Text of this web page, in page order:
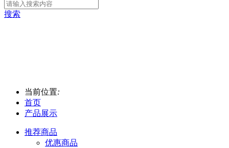
搜索
当前位置:
首页
产品展示
推荐商品
优惠商品